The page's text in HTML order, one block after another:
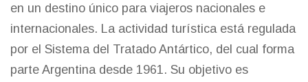
en un destino único para viajeros nacionales e
internacionales. La actividad turística está regulada
por el Sistema del Tratado Antártico, del cual forma
parte Argentina desde 1961. Su objetivo es